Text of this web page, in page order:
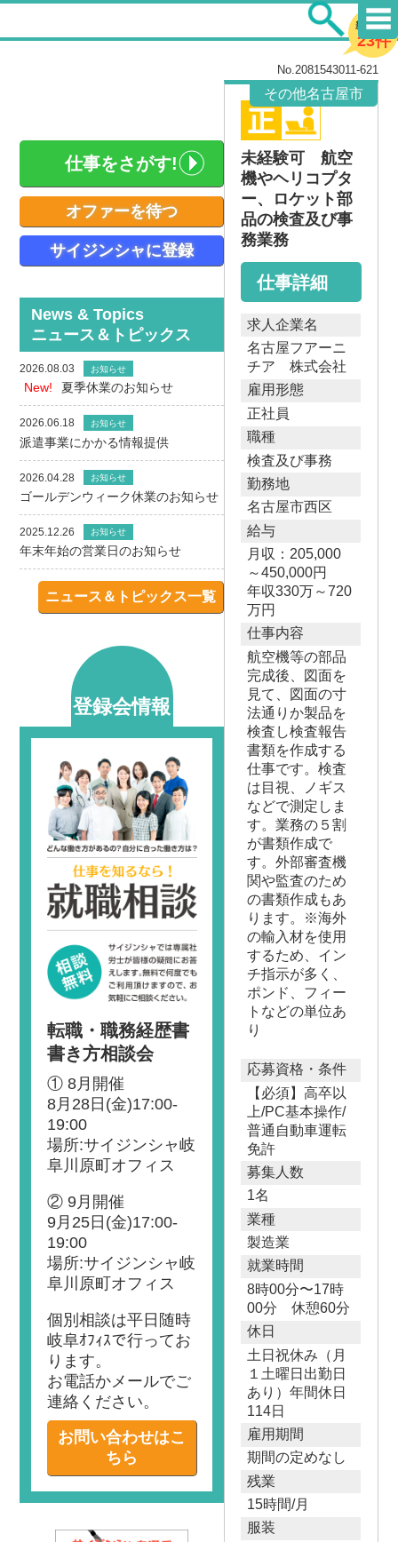
新着求人
23件
No.2081543011-621
その他名古屋市
未経験可 航空
機やヘリコプタ
ー、ロケット部
品の検査及び事
務業務
仕事詳細
求人企業名
名古屋フアーニ
チア 株式会社
雇用形態
正社員
職種
検査及び事務
勤務地
名古屋市西区
給与
月収：205,000
～450,000円
年収330万～720
万円
仕事内容
航空機等の部品
完成後、図面を
見て、図面の寸
法通りか製品を
検査し検査報告
書類を作成する
仕事です。検査
は目視、ノギス
などで測定しま
す。業務の５割
が書類作成で
す。外部審査機
関や監査のため
の書類作成もあ
ります。※海外
の輸入材を使用
するため、イン
チ指示が多く、
ポンド、フィー
トなどの単位あ
り
応募資格・条件
【必須】高卒以
上/PC基本操作/
普通自動車運転
免許
募集人数
1名
業種
製造業
就業時間
8時00分〜17時
00分 休憩60分
休日
土日祝休み（月
１土曜日出勤日
あり）年間休日
114日
雇用期間
期間の定めなし
残業
15時間/月
服装
仕事をさがす!
オファーを待つ
サイジンシャに登録
News & Topics
ニュース＆トピックス
2026.08.03 お知らせ
New! 夏季休業のお知らせ
2026.06.18 お知らせ
派遣事業にかかる情報提供
2026.04.28 お知らせ
ゴールデンウィーク休業のお知らせ
2025.12.26 お知らせ
年末年始の営業日のお知らせ
ニュース＆トピックス一覧
登録会情報
転職・職務経歴書
書き方相談会
① 8月開催
8月28日(金)17:00-
19:00
場所:サイジンシャ岐
阜川原町オフィス
② 9月開催
9月25日(金)17:00-
19:00
場所:サイジンシャ岐
阜川原町オフィス
個別相談は平日随時
岐阜ｵﾌｨｽで行ってお
ります。
お電話かメールでご
連絡ください。
お問い合わせはこ
ちら